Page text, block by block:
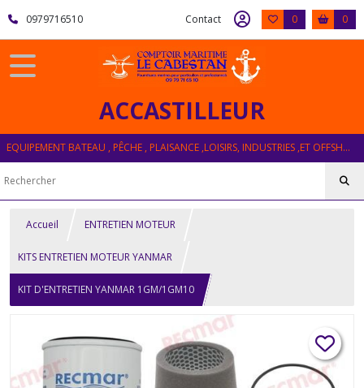
0979716510 Contact 0 0
ACCASTILLEUR
EQUIPEMENT BATEAU , PÊCHE , PLAISANCE ,LOISIRS, INDUSTRIES ,ET OFFSHORE
Accueil ENTRETIEN MOTEUR
KITS ENTRETIEN MOTEUR YANMAR
KIT D'ENTRETIEN YANMAR 1GM/1GM10